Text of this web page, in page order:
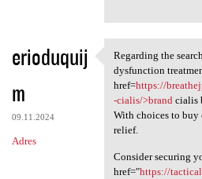
erioduquij
m
09.11.2024
Adres
Regarding the
Regarding the
dysfunction
href=https://
-cialis/>brand cialis
With choices to buy
relief.
Consider securing
href="https://